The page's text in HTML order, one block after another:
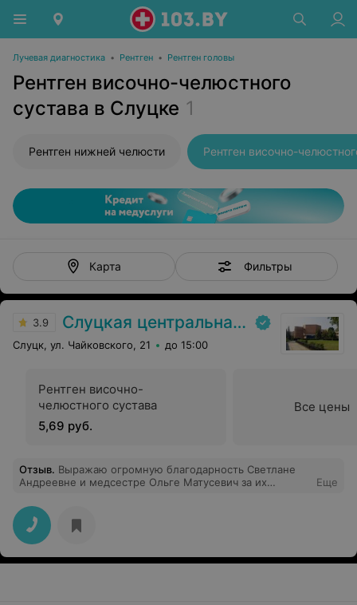
Лучевая диагностика • Рентген • Рентген головы
Рентген височно-челюстного
сустава в Слуцке 1
Рентген нижней челюсти
Карта Фильтры
3.9 Слуцкая центральная районная больница
Слуцк, ул. Чайковского, 21 до 15:00
Рентген височно-
челюстного сустава
5,69 руб.
Все цены
Отзыв. Выражаю огромную благодарность Светлане
Андреевне и медсестре Ольге Матусевич за их
Спасибо!!!!!!!!
Еще